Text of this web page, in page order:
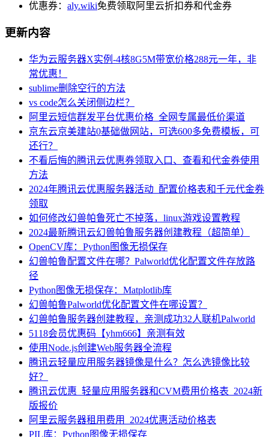
优惠券： aly.wiki免费领取阿里云折扣券和代金券
更新内容
华为云服务器X实例-4核8G5M带宽价格288元一年，非
常优惠！
sublime删除空行的方法
vs code怎么关闭侧边栏？
阿里云短信群发平台优惠价格_全网专属最低价渠道
京东云京美建站0基础做网站，可选600多免费模板，可
还行？
不看后悔的腾讯云优惠券领取入口、查看和代金券使用
方法
2024年腾讯云优惠服务器活动_配置价格表和千元代金券
领取
如何修改幻兽帕鲁死亡不掉落，linux游戏设置教程
2024最新腾讯云幻兽帕鲁服务器创建教程（超简单）
OpenCV库：Python图像无损保存
幻兽帕鲁配置文件在哪？Palworld优化配置文件存放路
径
Python图像无损保存：Matplotlib库
幻兽帕鲁Palworld优化配置文件在哪设置？
幻兽帕鲁服务器创建教程，亲测成功32人联机Palworld
5118会员优惠码【yhm666】亲测有效
使用Node.js创建Web服务器全流程
腾讯云轻量应用服务器镜像是什么？怎么选镜像比较
好？
腾讯云优惠_轻量应用服务器和CVM费用价格表_2024新
版报价
阿里云服务器租用费用_2024优惠活动价格表
PIL库：Python图像无损保存